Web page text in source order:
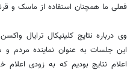
فعلی ما همچنان استفاده از ماسک و
وی درباره نتایج کلینیکال ترایال
این جلسات به عنوان نماینده
اعلام نتایج بودیم که به زودی